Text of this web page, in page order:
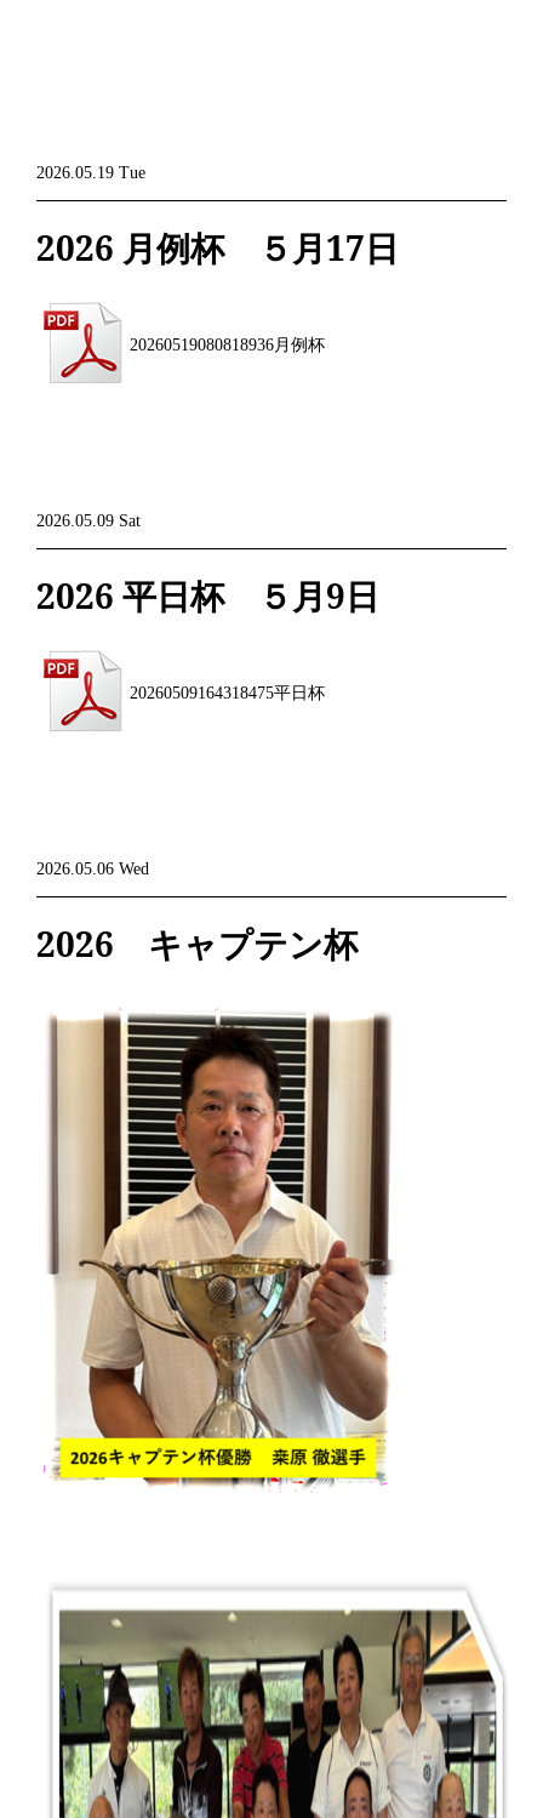
2026.05.19 Tue
2026 月例杯 ５月17日
20260519080818936月例杯
2026.05.09 Sat
2026 平日杯 ５月9日
20260509164318475平日杯
2026.05.06 Wed
2026 キャプテン杯